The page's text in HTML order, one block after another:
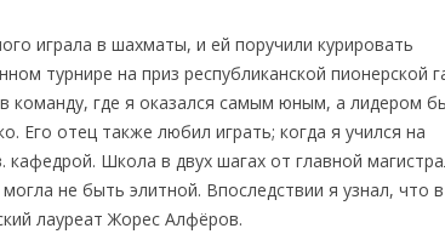
играла в шахматы, и ей поручили курировать
турнире на приз республиканской пионерской
команду, где я оказался самым юным, а лидером
Его отец также любил играть; когда я учился на
Школа в двух шагах от главной
не быть элитной. Впоследствии я узнал, что
лауреат Жорес Алфёров.